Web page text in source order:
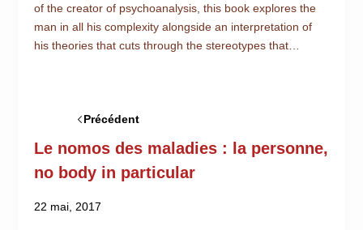
of the creator of psychoanalysis, this book explores the
man in all his complexity alongside an interpretation of
his theories that cuts through the stereotypes that…
Précédent
Le nomos des maladies : la personne,
no body in particular
22 mai, 2017